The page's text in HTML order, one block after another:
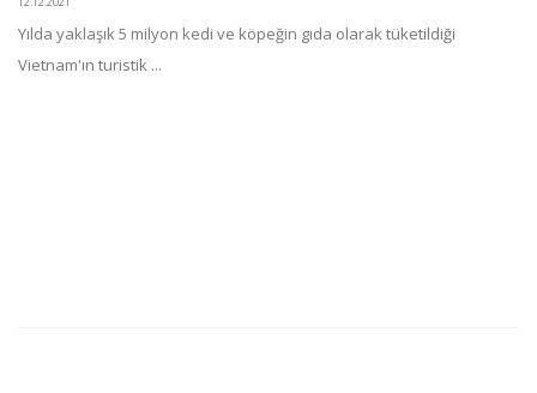
Yılda yaklaşık 5 milyon kedi ve köpeğin gıda olarak tüketildiği
Vietnam'ın turistik ...